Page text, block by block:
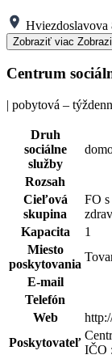
Zobraziť viac
Centrum
| pobytová –
Druh
sociálne
služby
Rozsah
Cieľová
skupina
FO
Kapacita
1
Miesto
poskytovania
E-mail
Telefón
Web
Poskytovateľ
IČO